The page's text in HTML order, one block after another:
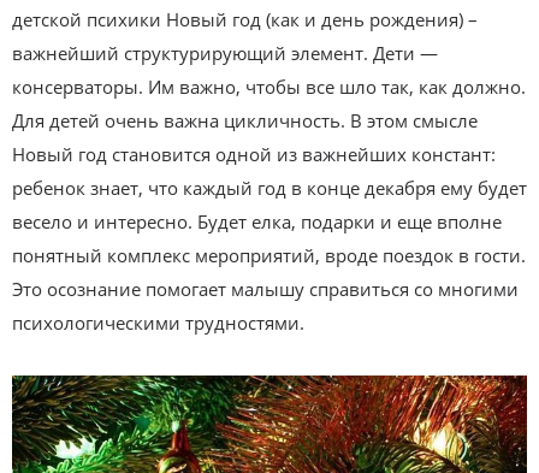
детской психики Новый год (как и день рождения) –
важнейший структурирующий элемент. Дети —
консерваторы. Им важно, чтобы все шло так, как должно.
Для детей очень важна цикличность. В этом смысле
Новый год становится одной из важнейших констант:
ребенок знает, что каждый год в конце декабря ему будет
весело и интересно. Будет елка, подарки и еще вполне
понятный комплекс мероприятий, вроде поездок в гости.
Это осознание помогает малышу справиться со многими
психологическими трудностями.